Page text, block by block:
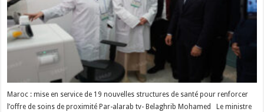
Maroc : mise en service de 19 nouvelles structures de santé pour renforcer
l’offre de soins de proximité Par-alarab tv- Belaghrib Mohamed Le ministre